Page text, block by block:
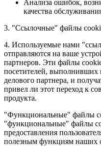
Анализа ошибок,
качества
3. "Ссылочные" файлы
4. Используемые нами
отправляются на ваше
партнеров. Эти файлы
посетителей, выполнивших
делового партнера, и
привел ли этот переход к
продукта.
"Функциональные" файлы
"функциональные" файлы
предоставления
полезным функциям наших